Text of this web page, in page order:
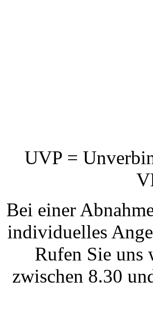
UVP =
Bei einer
individuelles
Rufen Sie uns
zwischen 8.30